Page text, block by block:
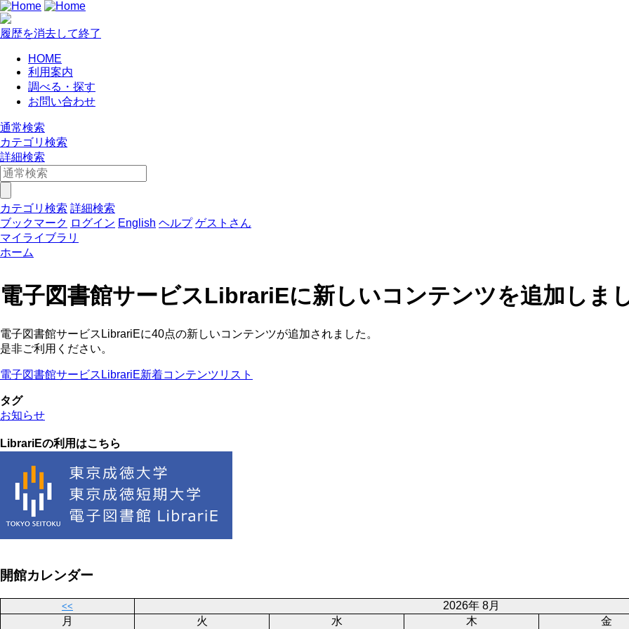
履歴を消去して終了
HOME
利用案内
調べる・探す
お問い合わせ
通常検索
カテゴリ検索
詳細検索
カテゴリ検索 詳細検索
ブックマーク ログイン English ヘルプ ゲストさん
マイライブラリ
ホーム
電子図書館サービスLibrariEに新しいコンテンツを追加しま
電子図書館サービスLibrariEに40点の新しいコンテンツが追加されました。
是非ご利用ください。
電子図書館サービスLibrariE新着コンテンツリスト
タグ
お知らせ
LibrariEの利用はこちら
開館カレンダー
<<
2026年 8月
月
火 水 木 金